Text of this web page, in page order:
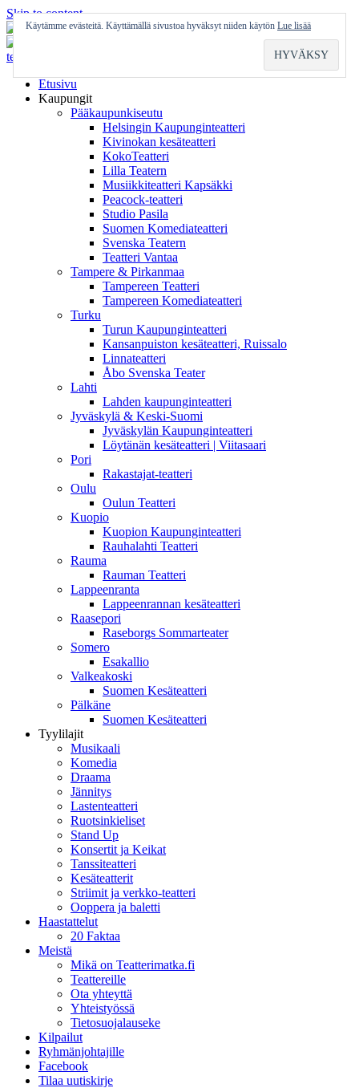
Skip to content
Etusivu
Kaupungit
Pääkaupunkiseutu
Helsingin Kaupunginteatteri
Kivinokan kesäteatteri
KokoTeatteri
Lilla Teatern
Musiikkiteatteri Kapsäkki
Peacock-teatteri
Studio Pasila
Suomen Komediateatteri
Svenska Teatern
Teatteri Vantaa
Tampere & Pirkanmaa
Tampereen Teatteri
Tampereen Komediateatteri
Turku
Turun Kaupunginteatteri
Kansanpuiston kesäteatteri, Ruissalo
Linnateatteri
Åbo Svenska Teater
Lahti
Lahden kaupunginteatteri
Jyväskylä & Keski-Suomi
Jyväskylän Kaupunginteatteri
Löytänän kesäteatteri | Viitasaari
Pori
Rakastajat-teatteri
Oulu
Oulun Teatteri
Kuopio
Kuopion Kaupunginteatteri
Rauhalahti Teatteri
Rauma
Rauman Teatteri
Lappeenranta
Lappeenrannan kesäteatteri
Raasepori
Raseborgs Sommarteater
Somero
Esakallio
Valkeakoski
Suomen Kesäteatteri
Pälkäne
Suomen Kesäteatteri
Tyylilajit
Musikaali
Komedia
Draama
Jännitys
Lastenteatteri
Ruotsinkieliset
Stand Up
Konsertit ja Keikat
Tanssiteatteri
Kesäteatterit
Striimit ja verkko-teatteri
Ooppera ja baletti
Haastattelut
20 Faktaa
Meistä
Mikä on Teatterimatka.fi
Teattereille
Ota yhteyttä
Yhteistyössä
Tietosuojalauseke
Kilpailut
Ryhmänjohtajille
Facebook
Tilaa uutiskirje
Käytämme evästeitä. Käyttämällä sivustoa hyväksyt niiden käytön Lue lisää